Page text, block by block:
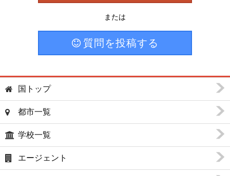
または
質問を投稿する
国トップ
都市一覧
学校一覧
エージェント